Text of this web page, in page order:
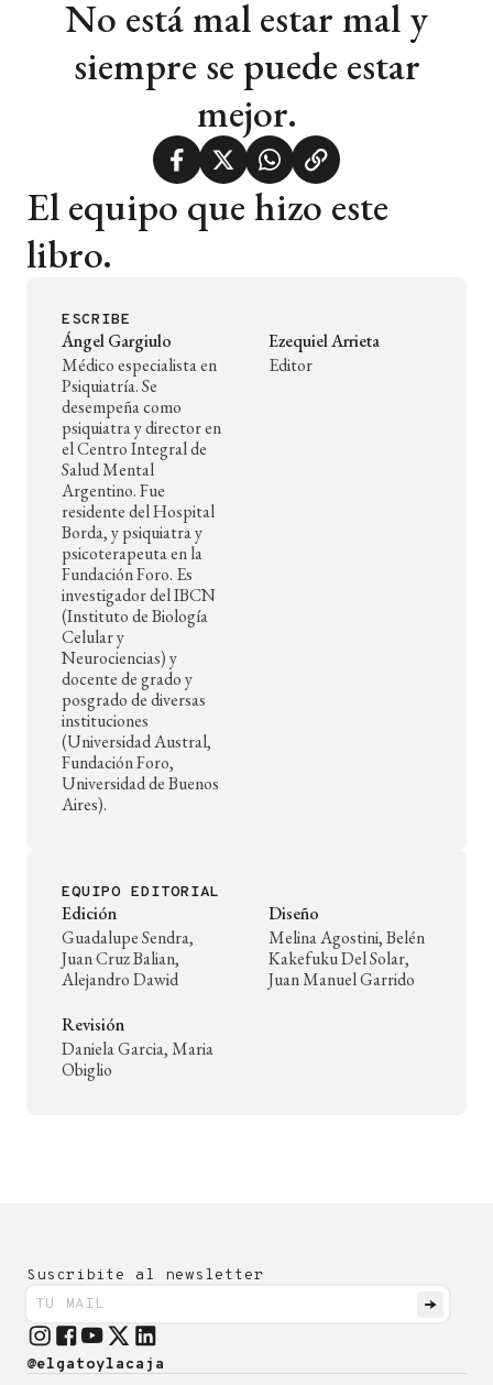
No está mal estar mal y
siempre se puede estar
mejor.
El equipo que hizo este
libro.
ESCRIBE
Ángel Gargiulo
Médico especialista en
Psiquiatría. Se
desempeña como
psiquiatra y director en
el Centro Integral de
Salud Mental
Argentino. Fue
residente del Hospital
Borda, y psiquiatra y
psicoterapeuta en la
Fundación Foro. Es
investigador del IBCN
(Instituto de Biología
Celular y
Neurociencias) y
docente de grado y
posgrado de diversas
instituciones
(Universidad Austral,
Fundación Foro,
Universidad de Buenos
Aires).
Ezequiel Arrieta
Editor
EQUIPO EDITORIAL
Edición
Guadalupe Sendra,
Juan Cruz Balian,
Alejandro Dawid
Diseño
Melina Agostini, Belén
Kakefuku Del Solar,
Juan Manuel Garrido
Revisión
Daniela Garcia, Maria
Obiglio
Suscribite al newsletter
@elgatoylacaja